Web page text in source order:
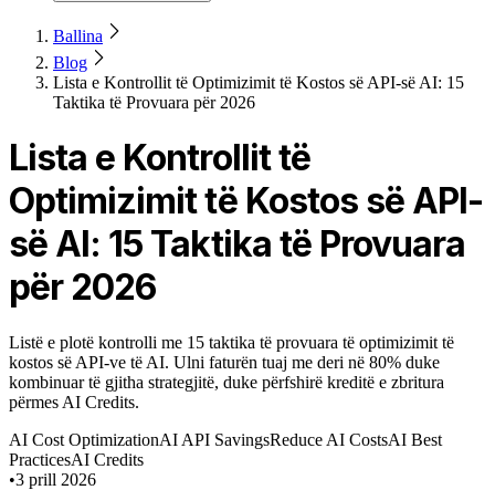
Ballina
Blog
Lista e Kontrollit të Optimizimit të Kostos së API-së AI: 15
Taktika të Provuara për 2026
Lista e Kontrollit të
Optimizimit të Kostos së API-
së AI: 15 Taktika të Provuara
për 2026
Listë e plotë kontrolli me 15 taktika të provuara të optimizimit të
kostos së API-ve të AI. Ulni faturën tuaj me deri në 80% duke
kombinuar të gjitha strategjitë, duke përfshirë kreditë e zbritura
përmes AI Credits.
AI Cost OptimizationAI API SavingsReduce AI CostsAI Best
PracticesAI Credits
•3 prill 2026